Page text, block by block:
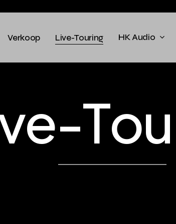
Verkoop Live-Touring HK Audio
e-Tou